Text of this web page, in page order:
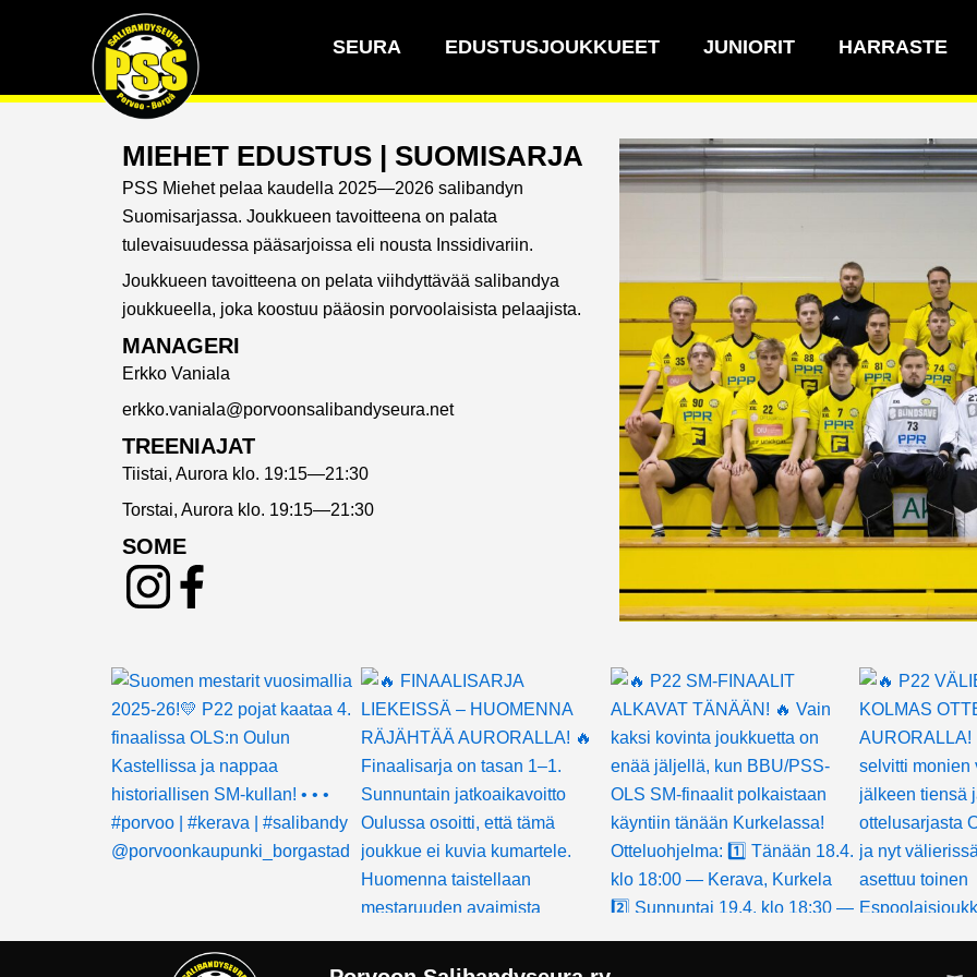
SEURA EDUSTUSJOUKKUEET JUNIORIT HARRASTE
MIEHET EDUSTUS | SUOMISARJA
PSS Miehet pelaa kaudella 2025—2026 salibandyn
Suomisarjassa. Joukkueen tavoitteena on palata
tulevaisuudessa pääsarjoissa eli nousta Inssidivariin.
Joukkueen tavoitteena on pelata viihdyttävää salibandya
joukkueella, joka koostuu pääosin porvoolaisista pelaajista.
MANAGERI
Erkko Vaniala
erkko.vaniala@porvoonsalibandyseura.net
TREENIAJAT
Tiistai, Aurora klo. 19:15—21:30
Torstai, Aurora klo. 19:15—21:30
SOME